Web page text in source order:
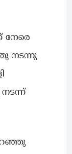
നേരെ
നടന്നു